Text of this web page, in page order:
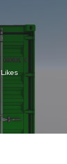
Likes